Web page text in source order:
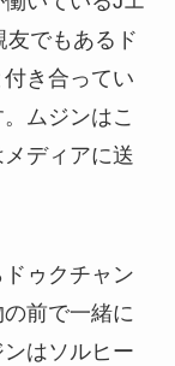
友でもあるド
き合ってい
ムジンはこ
ディアに送
ゥクチャン
前で一緒に
はソルヒー